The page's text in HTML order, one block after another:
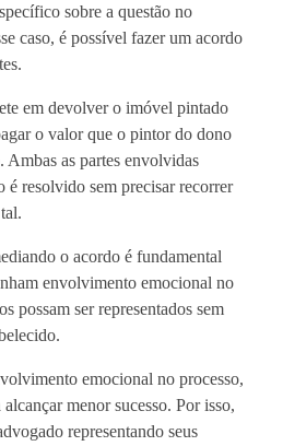
sobre a questão no
caso, é possível fazer um acordo
em devolver o imóvel pintado
o valor que o pintor do dono
Ambas as partes envolvidas
é resolvido sem precisar recorrer
o acordo é fundamental
envolvimento emocional no
possam ser representados sem
emocional no processo,
menor sucesso. Por isso,
representando seus